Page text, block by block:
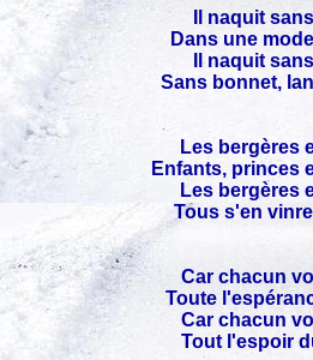
Il naquit
Dans une
Il naquit
Sans bonnet,
Les bergères
Enfants, princes
Les bergères
Tous s'en
Car chacun
Toute
Car chacun
Tout l'espoir